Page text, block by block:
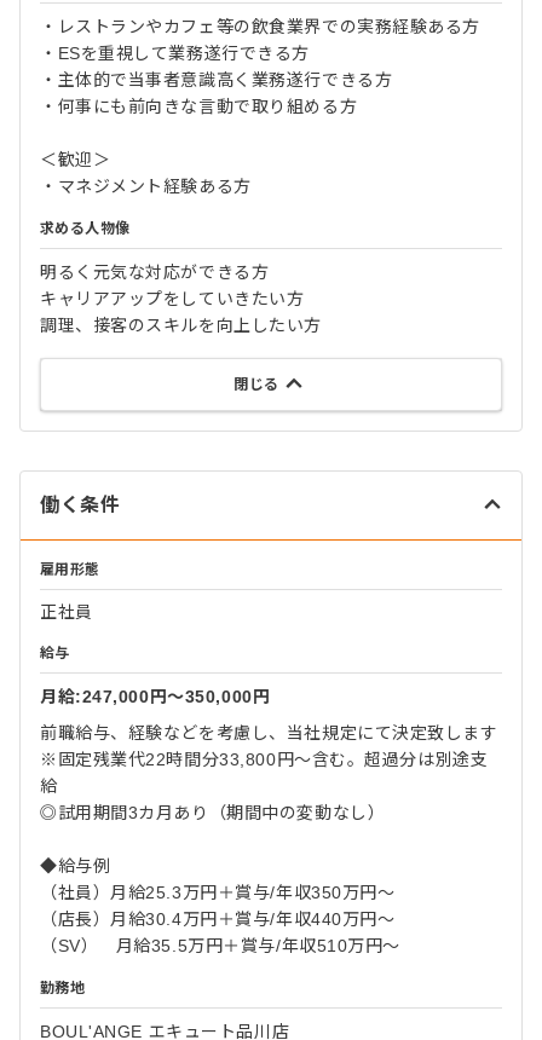
・レストランやカフェ等の飲食業界での実務経験ある方
・ESを重視して業務遂行できる方
・主体的で当事者意識高く業務遂行できる方
・何事にも前向きな言動で取り組める方
＜歓迎＞
・マネジメント経験ある方
求める人物像
明るく元気な対応ができる方
キャリアアップをしていきたい方
調理、接客のスキルを向上したい方
閉じる
働く条件
雇用形態
正社員
給与
月給:247,000円〜350,000円
前職給与、経験などを考慮し、当社規定にて決定致します
※固定残業代22時間分33,800円～含む。超過分は別途支
給
◎試用期間3カ月あり（期間中の変動なし）
◆給与例
（社員）月給25.3万円＋賞与/年収350万円～
（店長）月給30.4万円＋賞与/年収440万円～
（SV） 月給35.5万円＋賞与/年収510万円～
勤務地
BOUL'ANGE エキュート品川店